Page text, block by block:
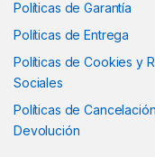
Políticas de Garantía
Políticas de Entrega
Políticas de Cookies y
Sociales
Políticas de
Devolución